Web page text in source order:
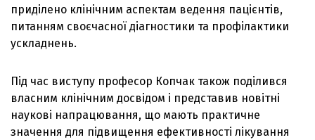
приділено клінічним аспектам ведення пацієнтів,
питанням своєчасної діагностики та профілактики
ускладнень.
Під час виступу професор Копчак також поділився
власним клінічним досвідом і представив новітні
наукові напрацювання, що мають практичне
значення для підвищення ефективності лікування